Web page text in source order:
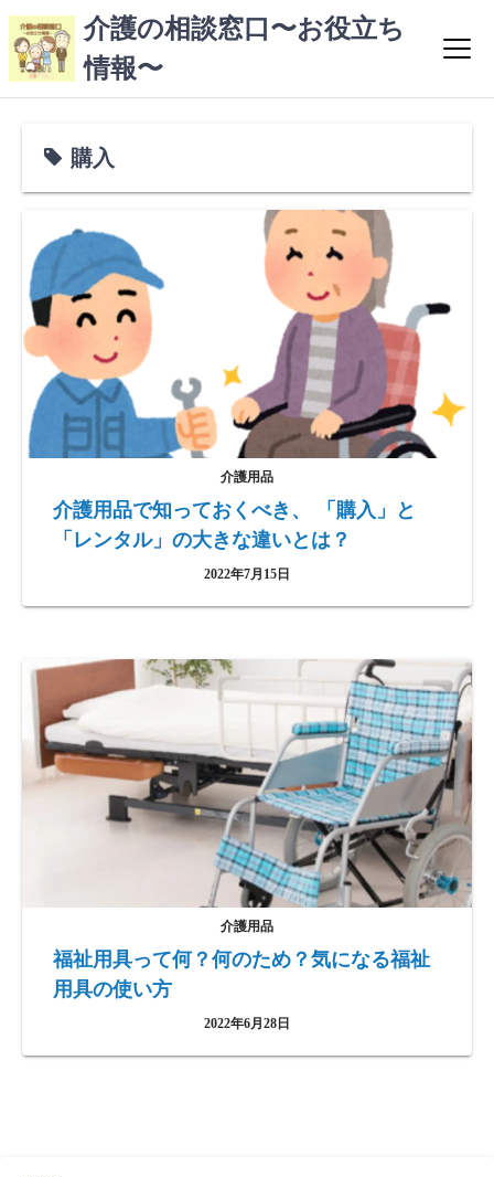
コ
ン
介護の相談窓口〜お役立ち
情報〜
購入
介護用品
介護用品で知っておくべき、 「購入」と
「レンタル」の大きな違いとは？
2022年7月15日
介護用品
福祉用具って何？何のため？気になる福祉
用具の使い方
2022年6月28日